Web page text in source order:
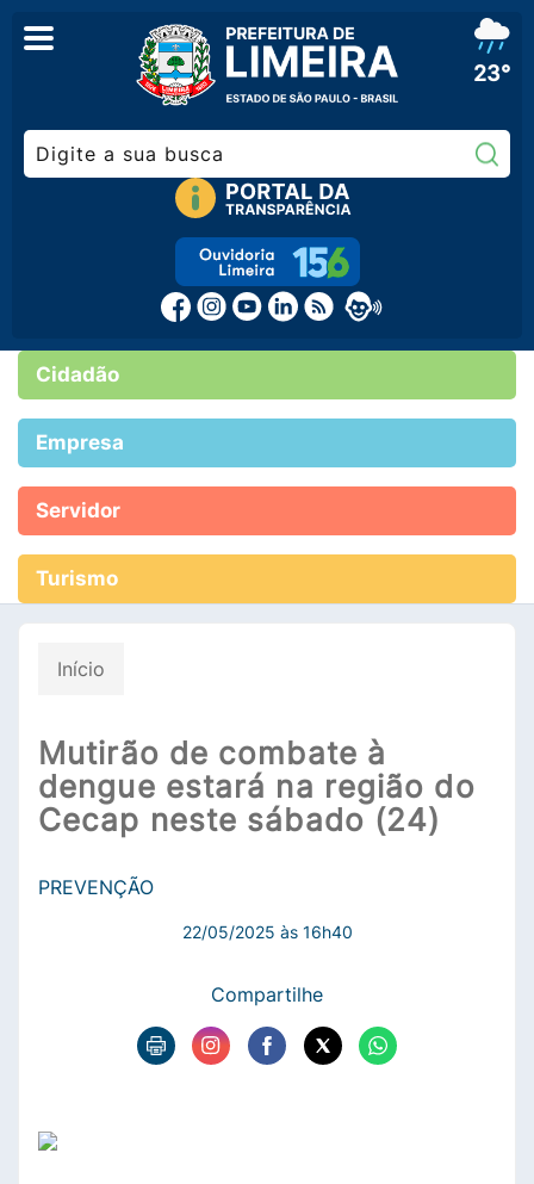
23°
Cidadão
Empresa
Servidor
Turismo
Início
Mutirão de combate à
dengue estará na região do
Cecap neste sábado (24)
PREVENÇÃO
22/05/2025 às 16h40
Compartilhe